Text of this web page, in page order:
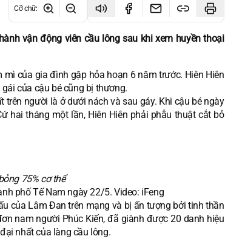
Cỡ chữ:
vận động viên cầu lông sau khi xem huyền thoại
của gia đình gặp hỏa hoạn 6 năm trước. Hiên Hiên
của cậu bé cũng bị thương.
người là ở dưới nách và sau gáy. Khi cậu bé ngày
hai tháng một lần, Hiên Hiên phải phẫu thuật cắt bỏ
75% cơ thể
phố Tế Nam ngày 22/5. Video: iFeng
của Lâm Đan trên mạng và bị ấn tượng bởi tinh thần
nam người Phúc Kiến, đã giành được 20 danh hiệu
nhất của làng cầu lông.